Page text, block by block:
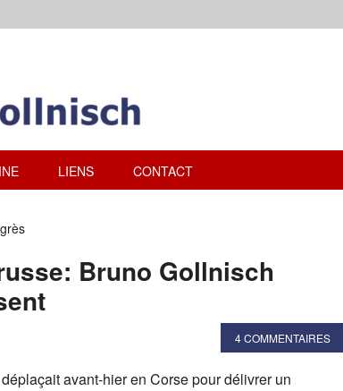
LIENS CONTACT
Bruno Gollnisch
4 COMMENTAIRES
avant-hier en Corse pour délivrer un